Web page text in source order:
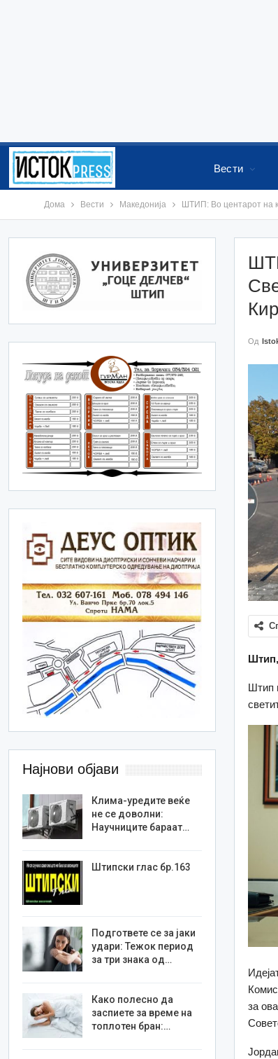
Вести
Дома Вести Македонија ШТИП: Во центарот на
Од
Штип,
Штип
за
Најнови објави
Клима-уредите веќе
не се доволни:
Научниците бараат…
Штипски глас бр.163
Подгответе се за јаки
удари: Тежок период
за три знака од…
Како полесно да
заспиете за време на
топлотен бран:…